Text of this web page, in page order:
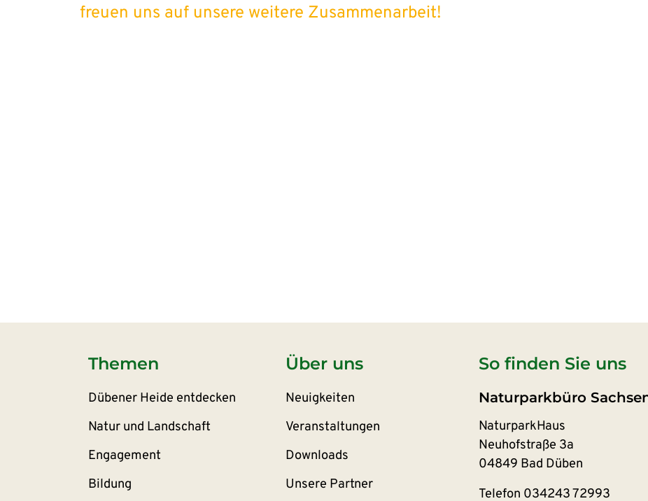
freuen uns auf unsere weitere Zusammenarbeit!
Themen
Dübener Heide entdecken
Natur und Landschaft
Engagement
Bildung
Über uns
Neuigkeiten
Veranstaltungen
Downloads
Unsere Partner
So finden Sie uns
Naturparkbüro
NaturparkHaus
Neuhofstraße 3a
04849 Bad Düben
Telefon 034243 72993